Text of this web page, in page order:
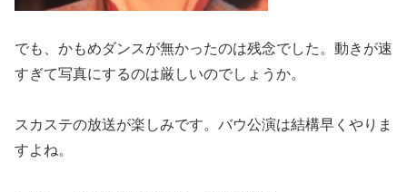
でも、かもめダンスが無かったのは残念でした。動きが速
すぎて写真にするのは厳しいのでしょうか。
スカステの放送が楽しみです。バウ公演は結構早くやりま
すよね。